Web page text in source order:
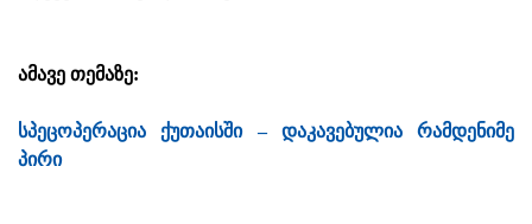
ამავე თემაზე:
სპეცოპერაცია ქუთაისში – დაკავებულია რამდენიმე
პირი